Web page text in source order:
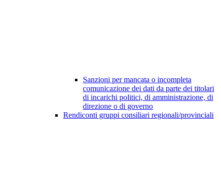
Sanzioni per mancata o incompleta
comunicazione dei dati da parte dei titolari
di incarichi politici, di amministrazione, di
direzione o di governo
Rendiconti gruppi consiliari regionali/provinciali